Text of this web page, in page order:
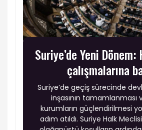
Suriye’de Yeni
çalışmalarına
Suriye’de geçiş sürecinde
inşasının tamamlanması
kurumların güçlendirilmesi
adım atıldı. Suriye Halk